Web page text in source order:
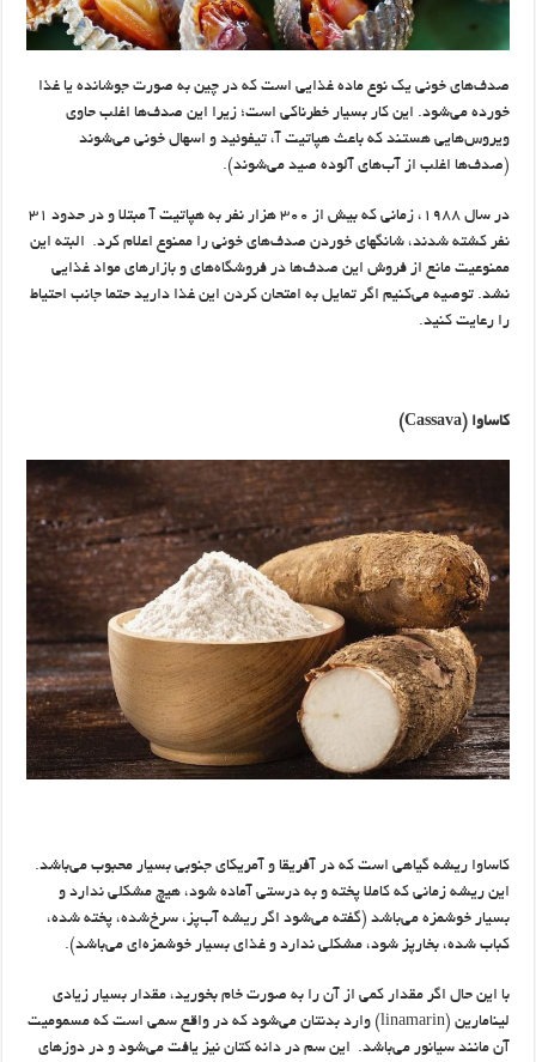
صدف‌های خونی یک نوع ماده غذایی است که در چین به صورت جوشانده یا غذا
خورده می‌شود. این کار بسیار خطرناکی است؛ زیرا این صدف‌ها اغلب حاوی
ویروس‌هایی هستند که باعث هپاتیت آ، تیفوئید و اسهال خونی می‌شوند
(صدف‌ها اغلب از آب‌های آلوده صید می‌شوند).
در سال ۱۹۸۸، زمانی که بیش از ۳۰۰ هزار نفر به هپاتیت آ مبتلا و در حدود ۳۱
نفر کشته شدند، شانگهای خوردن صدف‌های خونی را ممنوع اعلام کرد. ​ البته این
ممنوعیت مانع از فروش این صدف‌ها در فروشگاه‌های و بازارهای مواد غذایی
نشد. توصیه می‌کنیم اگر تمایل به امتحان کردن این غذا دارید حتما جانب احتیاط
را رعایت کنید. ​
کاساوا (Cassava)
کاساوا ریشه گیاهی است که در آفریقا و آمریکای جنوبی بسیار محبوب می‌باشد.
این ریشه زمانی که کاملا پخته و به درستی آماده شود، هیچ مشکلی ندارد و
بسیار خوشمزه می‌باشد (گفته می‌شود اگر ریشه آب‌پز، سرخ‌شده، پخته شده،
کباب شده، بخارپز شود، مشکلی ندارد و غذای بسیار خوشمزه‌ای می‌باشد).
با این حال اگر مقدار کمی از آن را به صورت خام بخورید، مقدار بسیار زیادی
لینامارین (linamarin) وارد بدنتان می‌شود که در واقع سمی است که مسمومیت
آن مانند سیانور می‌باشد. ​ این سم در دانه کتان نیز یافت می‌شود و در دوزهای